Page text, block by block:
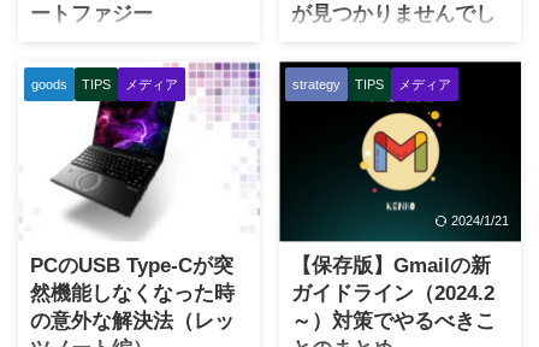
ートファジー
AIがまったく不人気だった
2010年代初頭から開発業務に
長年関わっていると、逆に中
にいるがゆえにテクノロジー
がもたらす世の中の大きな変
化に反応が鈍くなってしまう
ことに気づきます。 ごく最
近、英フィナンシャル・タイ
あるNewsPicksにてほぼ同時
にAIがSEOの終焉に関わって
いる事実を見て大変驚きまし
が見つかりませんでし
た」指紋認証トラブル
解決方法：レッツノー
ト編
追記（2025.5.22) ここのとこ
ろ当ページが急激にアクセス
増加しております。おそらく
この時期に、Windows機で
「指紋認証が使えなくなっ
た」という障害が多発してい
るのではないかと想像してい
ます。実は私も5月に再び指紋
認証機能が消えてしまう不具
goods TIPS メディア
PCのUSB Type-Cが突
然機能しなくなった時
の意外な解決法（レッ
strategy TIPS メディア
2024/1/21
【保存版】Gmailの新
ガイドライン（2024.2
～）対策でやるべきこ